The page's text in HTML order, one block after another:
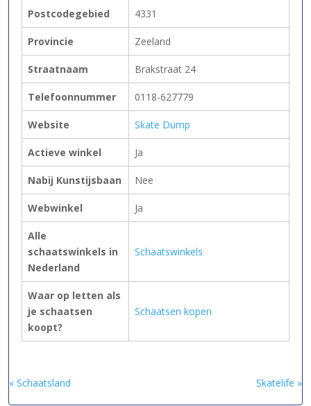
Postcodegebied 4331
Provincie Zeeland
Straatnaam Brakstraat 24
Telefoonnummer 0118-627779
Website Skate Dump
Actieve winkel Ja
Nabij Kunstijsbaan Nee
Webwinkel Ja
Alle
schaatswinkels in
Nederland
Schaatswinkels
Waar op letten als
je schaatsen
koopt?
Schaatsen kopen
« Schaatsland Skatelife »